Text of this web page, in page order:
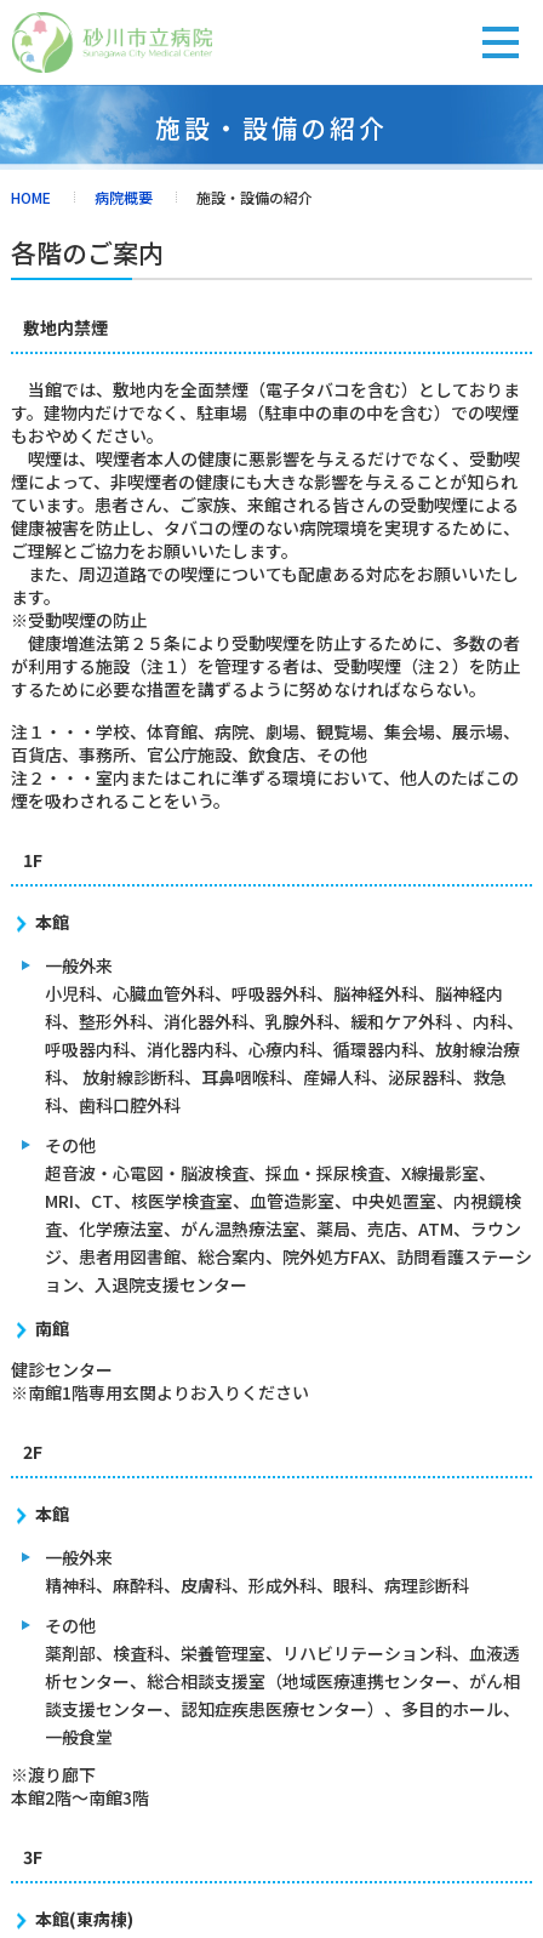
診療担当医表 受付の流れ
休診・代診
外来のご案内
入院・面会
健診・人間ドック
診療科紹介
部門紹介
病院概要
看護部 臨床研修医・専攻医
施設・設備の紹介
HOME 病院概要 施設・設備の紹介
各階のご案内
敷地内禁煙
当館では、敷地内を全面禁煙（電子タバコを含む）としておりま
す。建物内だけでなく、駐車場（駐車中の車の中を含む）での喫煙
もおやめください。
喫煙は、喫煙者本人の健康に悪影響を与えるだけでなく、受動喫
煙によって、非喫煙者の健康にも大きな影響を与えることが知られ
ています。患者さん、ご家族、来館される皆さんの受動喫煙による
健康被害を防止し、タバコの煙のない病院環境を実現するために、
ご理解とご協力をお願いいたします。
また、周辺道路での喫煙についても配慮ある対応をお願いいたし
ます。
※受動喫煙の防止
健康増進法第２５条により受動喫煙を防止するために、多数の者
が利用する施設（注１）を管理する者は、受動喫煙（注２）を防止
するために必要な措置を講ずるように努めなければならない。
注１・・・学校、体育館、病院、劇場、観覧場、集会場、展示場、
百貨店、事務所、官公庁施設、飲食店、その他
注２・・・室内またはこれに準ずる環境において、他人のたばこの
煙を吸わされることをいう。
1F
本館
一般外来
小児科、心臓血管外科、呼吸器外科、脳神経外科、脳神経内
科、整形外科、消化器外科、乳腺外科、緩和ケア外科 、内科、
呼吸器内科、消化器内科、心療内科、循環器内科、放射線治療
科、 放射線診断科、耳鼻咽喉科、産婦人科、泌尿器科、救急
科、歯科口腔外科
その他
超音波・心電図・脳波検査、採血・採尿検査、X線撮影室、
MRI、CT、核医学検査室、血管造影室、中央処置室、内視鏡検
査、化学療法室、がん温熱療法室、薬局、売店、ATM、ラウン
ジ、患者用図書館、総合案内、院外処方FAX、訪問看護ステーシ
ョン、入退院支援センター
南館
健診センター
※南館1階専用玄関よりお入りください
2F
本館
一般外来
精神科、麻酔科、皮膚科、形成外科、眼科、病理診断科
その他
薬剤部、検査科、栄養管理室、リハビリテーション科、血液透
析センター、総合相談支援室（地域医療連携センター、がん相
談支援センター、認知症疾患医療センター）、多目的ホール、
一般食堂
※渡り廊下
本館2階～南館3階
3F
本館(東病棟)